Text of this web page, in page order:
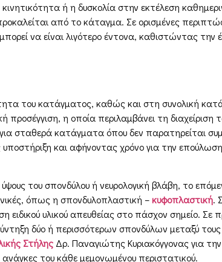
ή η δυσκολία στην εκτέλεση
από το κάταγμα. Σε ορισμένες
να είναι λιγότερο έντονα, καθιστώντας την
του κατάγματος, καθώς και στη συνολική
η οποία περιλαμβάνει τη διαχείριση
σταθερά κατάγματα όπου δεν παρατηρείται
και αφήνοντας χρόνο για την
του σπονδύλου ή νευρολογική βλάβη, το
όπως η σπονδυλοπλαστική –κυφοπλαστική.
υλικού απευθείας στο πάσχον σημείο. Σε
δύο ή περισσότερων σπονδύλων μεταξύ τους
Στήλης Δρ. Παναγιώτης Κυριακόγγονας για την
του κάθε μεμονωμένου περιστατικού.